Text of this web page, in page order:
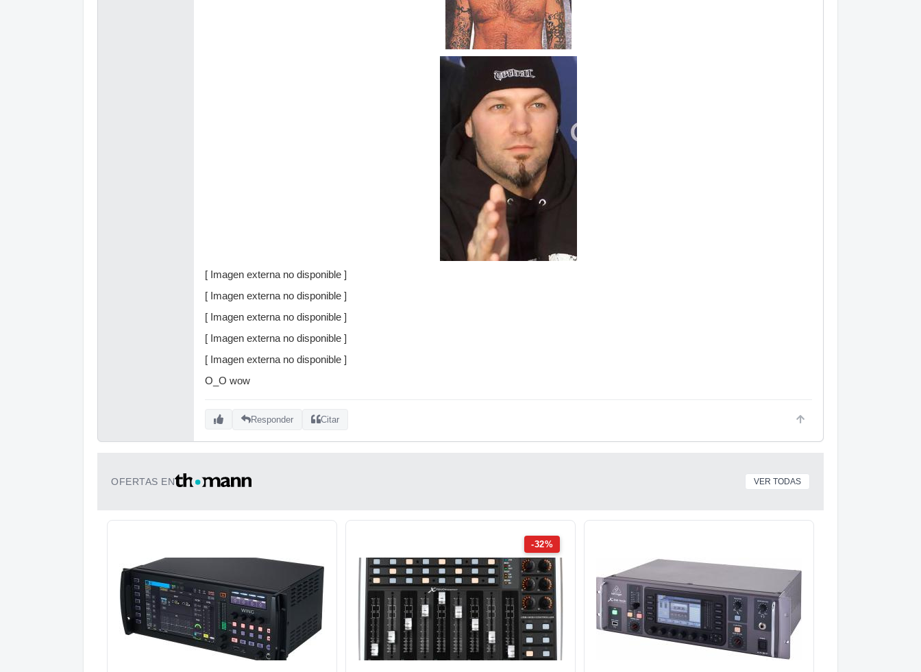
[ Imagen externa no disponible ]
[ Imagen externa no disponible ]
[ Imagen externa no disponible ]
[ Imagen externa no disponible ]
[ Imagen externa no disponible ]
O_O wow
Responder Citar
OFERTAS EN VER TODAS
-32%